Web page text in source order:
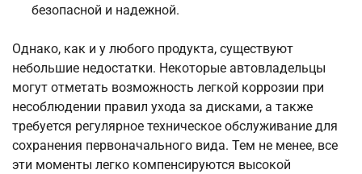
безопасной и надежной.
Однако, как и у любого продукта, существуют
небольшие недостатки. Некоторые автовладельцы
могут отметать возможность легкой коррозии при
несоблюдении правил ухода за дисками, а также
требуется регулярное техническое обслуживание для
сохранения первоначального вида. Тем не менее, все
эти моменты легко компенсируются высокой